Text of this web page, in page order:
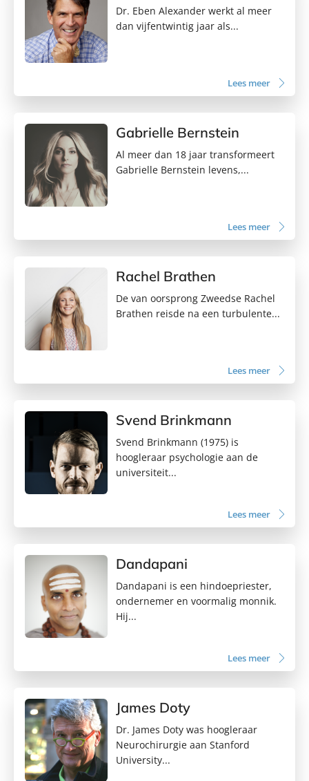
Dr. Eben Alexander werkt al meer
dan vijfentwintig jaar als...
Lees meer
Gabrielle Bernstein
Al meer dan 18 jaar transformeert
Gabrielle Bernstein levens,...
Lees meer
Rachel Brathen
De van oorsprong Zweedse Rachel
Brathen reisde na een turbulente...
Lees meer
Svend Brinkmann
Svend Brinkmann (1975) is
hoogleraar psychologie aan de
universiteit...
Lees meer
Dandapani
Dandapani is een hindoepriester,
ondernemer en voormalig monnik.
Hij...
Lees meer
James Doty
Dr. James Doty was hoogleraar
Neurochirurgie aan Stanford
University...